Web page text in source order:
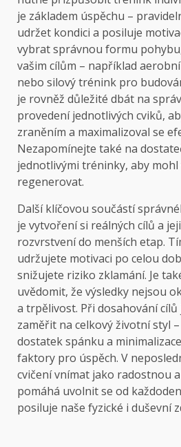
je základem úspěchu –
udržet kondici a posiluje
vybrat správnou formu
vašim cílům – například
nebo silový trénink pro
je rovněž důležité dbát na
provedení jednotlivých cviků,
zraněním a maximalizoval se
Nezapomínejte také na
jednotlivými tréninky, aby
regenerovat.
Další klíčovou součástí
je vytvoření si reálných cílů a
rozvrstvení do menších etap.
udržujete motivaci po celou
snižujete riziko zklamání. Je
uvědomit, že výsledky nejsou
a trpělivost. Při dosahování cílů
zaměřit na celkový životní styl
dostatek spánku a
faktory pro úspěch. V
cvičení vnímat jako radostnou
pomáhá uvolnit se od
posiluje naše fyzické i duševní